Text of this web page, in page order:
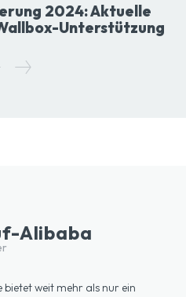
2024: Aktuelle
Unterstützung
Alibaba
weit mehr als nur ein